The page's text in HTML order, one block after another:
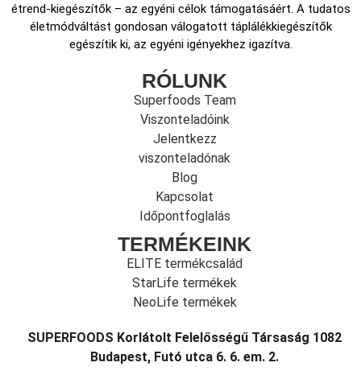
étrend-kiegészítők – az egyéni célok támogatásáért. A tudatos
életmódváltást gondosan válogatott táplálékkiegészítők
egészítik ki, az egyéni igényekhez igazítva.
RÓLUNK
Superfoods Team
Viszonteladóink
Jelentkezz
viszonteladónak
Blog
Kapcsolat
Időpontfoglalás
TERMÉKEINK
ELITE termékcsalád
StarLife termékek
NeoLife termékek
SUPERFOODS Korlátolt Felelősségű Társaság 1082
Budapest, Futó utca 6. 6. em. 2.